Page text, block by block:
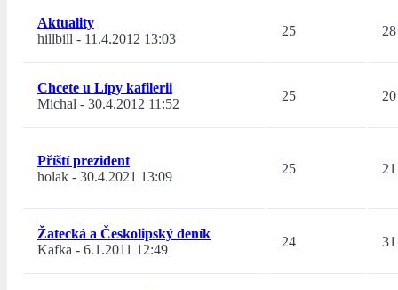
Aktuality
hillbill - 11.4.2012 13:03
25
Chcete u Lípy kafilerii
Michal - 30.4.2012 11:52
25
Příští prezident
holak - 30.4.2021 13:09
25
Žatecká a Českolipský deník
Kafka - 6.1.2011 12:49
24